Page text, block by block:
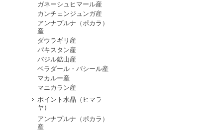
ガネーシュヒマール産
カンチェンジュンガ産
アンナプルナ（ポカラ）
産
ダウラギリ産
パキスタン産
バジル鉱山産
ベラダール・バシール産
マカルー産
マニカラン産
ポイント水晶（ヒマラ
ヤ）
アンナプルナ（ポカラ）
産